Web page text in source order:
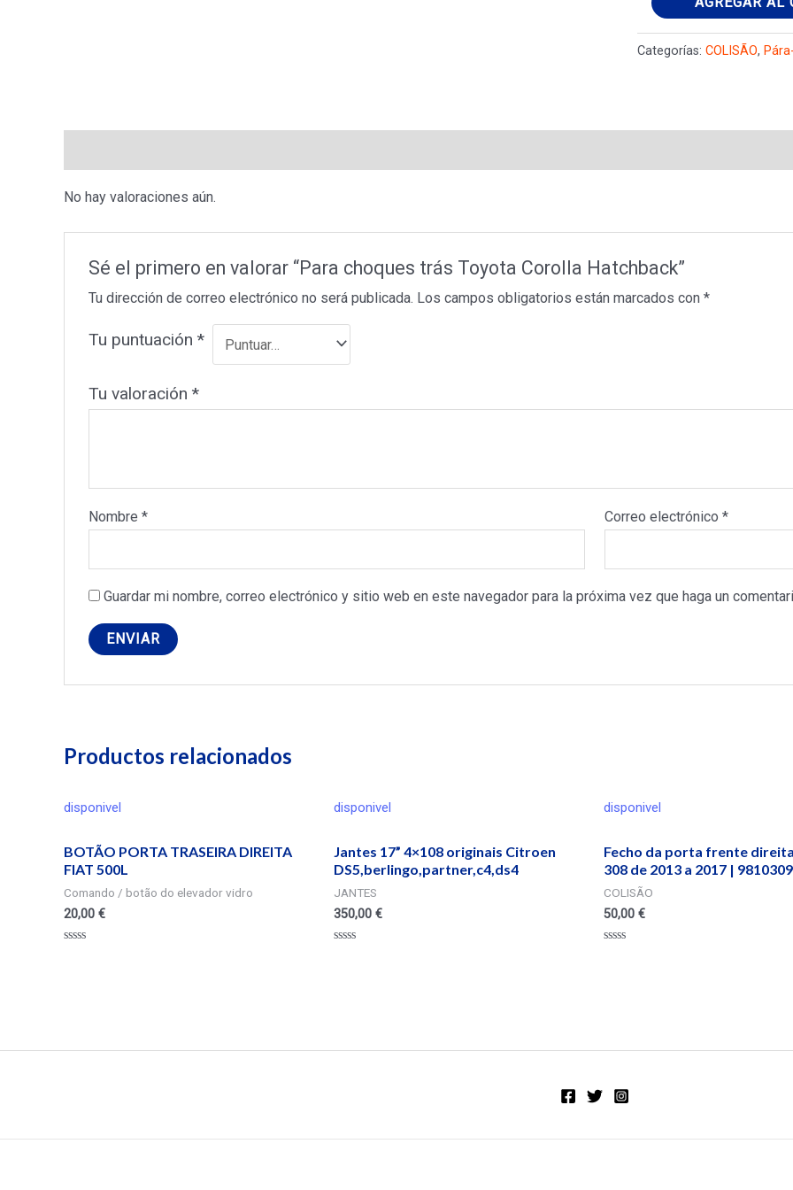
choques
trás
Hatchback
Categorías: COLISÃO,
No hay valoraciones aún.
Sé el primero en valorar “Para choques trás Toyota Corolla Hatchback”
Tu dirección de correo electrónico no será publicada. Los campos obligatorios están marcados con *
Tu puntuación *
Tu valoración *
Nombre * Correo electrónico*
Guardar mi nombre, correo electrónico y sitio web en este navegador para la próxima vez que haga un
Productos relacionados
disponivel
BOTÃO PORTA TRASEIRA DIREITA
FIAT 500L
Comando / botão do elevador vidro
20,00 €
disponivel
Jantes 17” 4×108 originais Citroen
DS5,berlingo,partner,c4,ds4
JANTES
350,00 €
disponivel
Fecho da porta frente
308 de 2013 a 2017 |
COLISÃO
50,00 €